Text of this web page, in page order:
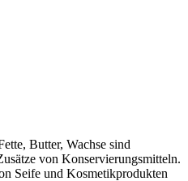
Butter, Wachse sind
von Konservierungsmitteln.
Seife und Kosmetikprodukten